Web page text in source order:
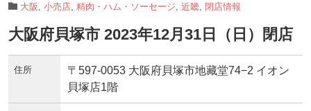
大阪
小売店 精肉・ハム・ソーセージ 近畿 閉店情報
大阪府貝塚市 2023年12月31日（日）閉店
住所
〒597-0053 大阪府貝塚市地藏堂74−2 イオン
貝塚店1階